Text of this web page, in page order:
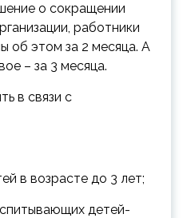
о сокращении
работники
об этом за 2 месяца. А
– за 3 месяца.
в связи с
в возрасте до 3 лет;
детей-